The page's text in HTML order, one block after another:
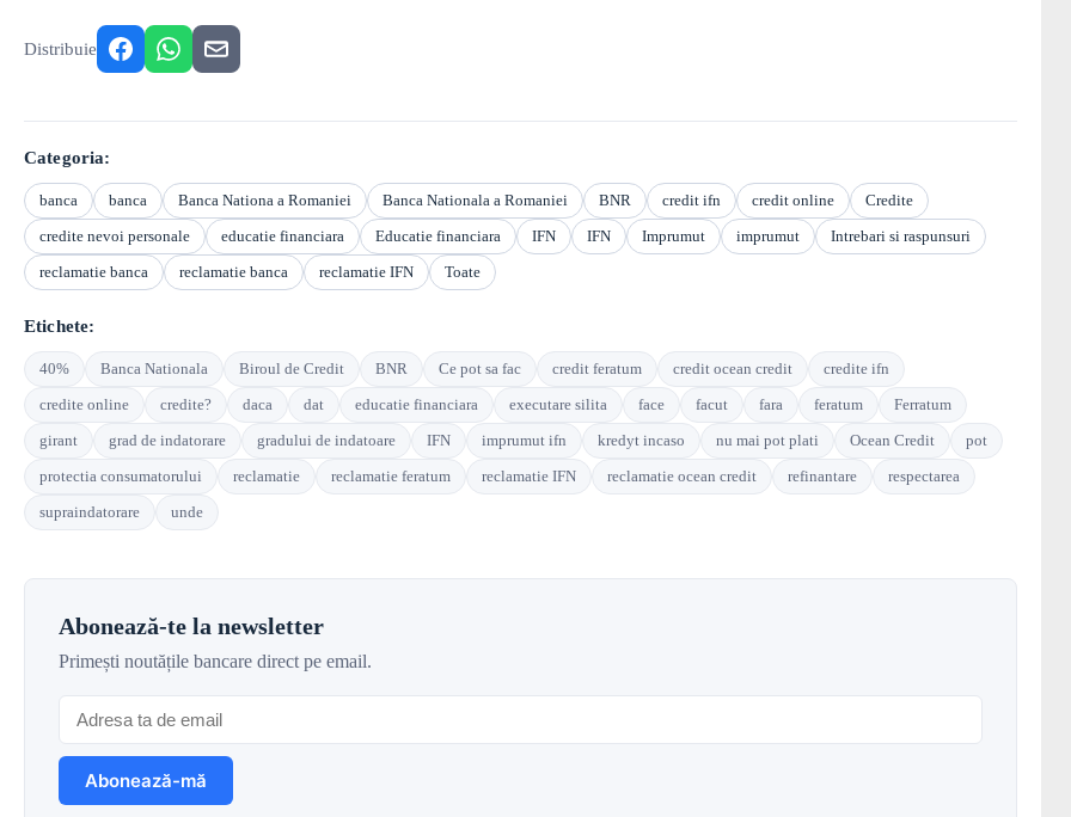
Distribuie
Categoria:
banca banca Banca Nationa a Romaniei Banca Nationala a Romaniei BNR credit ifn credit online
Credite
credite nevoi personale
educatie financiara Educatie financiara IFN IFN Imprumut imprumut
Intrebari si raspunsuri
reclamatie banca
reclamatie banca reclamatie IFN Toate
Etichete:
40% Banca Nationala Biroul de Credit BNR Ce pot sa fac credit feratum credit ocean credit
credite ifn
credite online
credite? daca dat educatie financiara executare silita face facut fara feratum
Ferratum
girant
grad de indatorare gradului de indatoare IFN imprumut ifn kredyt incaso nu mai pot plati Ocean Credit
pot
protectia consumatorului
reclamatie reclamatie feratum reclamatie IFN reclamatie ocean credit refinantare
respectarea
supraindatorare
unde
Abonează-te la newsletter
Primești noutățile bancare direct pe email.